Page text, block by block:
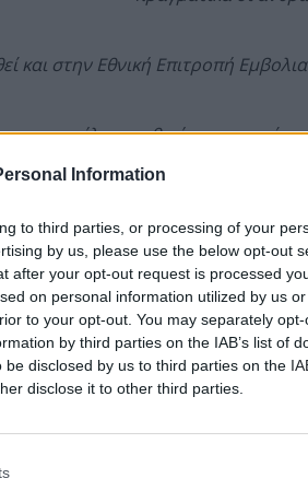
Information
to third parties, or processing of your
by us, please use the below opt-out
after your opt-out request is processed
on personal information utilized by us
to your opt-out. You may separately
by third parties on the IAB’s list of
disclosed by us to third parties on the
disclose it to other third parties.
και στην Εθνική Επιτροπή
τα οφέλη που θα έχουν αυτοί οι
θα οδηγηθούμε – σε πολλές
κάτι το οποίο όμως ακόμα
δύο ταχυτήτων; Εμβολιασμένων
θεατές να πραγματοποιούνself
Νικόλας
άλλων χωρών, όπου
για τα σελφ τεστ πριν την
τους διοργανωτές και με τους